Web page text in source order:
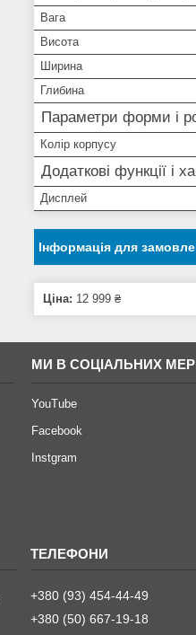
Вага
Висота
Ширина
Глибина
Параметри форми і
Колір корпусу
Додаткові функції і
Дисплей
Інформація для
Ціна: 12 999 ₴
МИ В СОЦІАЛЬНИХ
YouTube
Facebook
Instgram
+380 (93) 454-44-49
+380 (50) 667-19-18